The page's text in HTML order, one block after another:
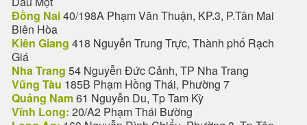
Đồng Nai40/198A Phạm Văn Thuận, KP.3, P.Tân Mai
Biên Hòa
Kiên Giang 418 Nguyễn Trung Trực, Thành phố Rạch
Giá
Nha Trang 54 Nguyễn Đức Cảnh, TP Nha Trang
Vũng Tàu 185B Phạm Hồng Thái, Phường 7
Quảng Nam61 Nguyễn Du, Tp Tam Kỳ
Vĩnh Long: 20/A2 Phạm Thái Bường